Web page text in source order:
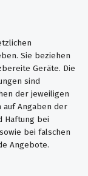
Sie beziehen
Geräte. Die
sind
der jeweiligen
auf Angaben der
Haftung bei
bei falschen
Angebote.